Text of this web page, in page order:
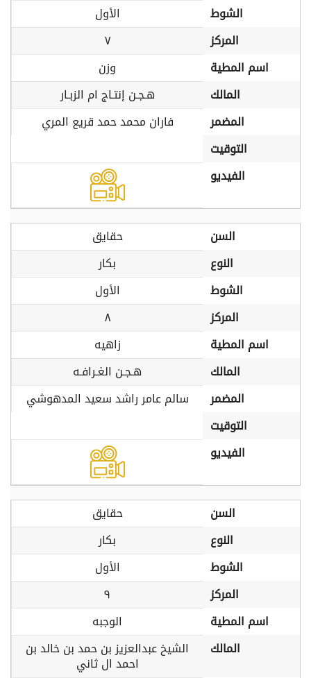
الشوط
الأول
المركز
٧
اسم المطية
وزن
المالك
هـجـن إنتـاج ام الزبـار
المضمر
فاران محمد حمد قريع المري
التوقيت
الفيديو
السن
حقايق
النوع
بكار
الشوط
الأول
المركز
٨
اسم المطية
زاهيه
المالك
هـجـن الغـرافـه
المضمر
سالم عامر راشد سعيد المدهوشي
التوقيت
الفيديو
السن
حقايق
النوع
بكار
الشوط
الأول
المركز
٩
اسم المطية
الوجبه
المالك
الشيخ عبدالعزيز بن حمد بن خالد بن
احمد ال ثاني